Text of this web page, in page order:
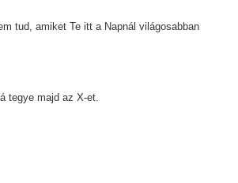
tud, amiket Te itt a Napnál világosabban
tegye majd az X-et.